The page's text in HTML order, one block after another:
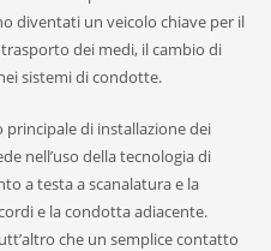
diventati un veicolo chiave per il
dei medi, il cambio di
sistemi di condotte.
principale di installazione dei
nell’uso della tecnologia di
a testa a scanalatura e la
e la condotta adiacente.
che un semplice contatto